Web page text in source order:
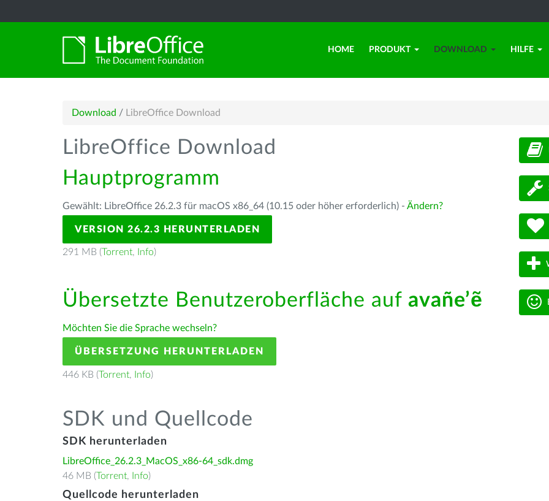
HOME PRODUKT DOWNLOAD HILFE
Download / LibreOffice Download
LibreOffice Download
Hauptprogramm
Gewählt: LibreOffice 26.2.3 für macOS x86_64 (10.15 oder höher erforderlich) - Ändern?
VERSION 26.2.3 HERUNTERLADEN
291 MB (Torrent, Info)
Übersetzte Benutzeroberfläche auf avañe’ẽ
Möchten Sie die Sprache wechseln?
ÜBERSETZUNG HERUNTERLADEN
446 KB (Torrent, Info)
SDK und Quellcode
SDK herunterladen
LibreOffice_26.2.3_MacOS_x86-64_sdk.dmg
46 MB (Torrent, Info)
Quellcode herunterladen